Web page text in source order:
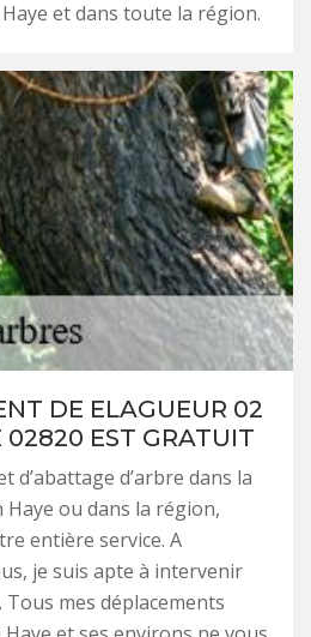
et dans toute la région.
DE ELAGUEUR 02
02820 EST GRATUIT
d’abattage d’arbre dans la
ou dans la région,
entière service. A
je suis apte à intervenir
mes déplacements